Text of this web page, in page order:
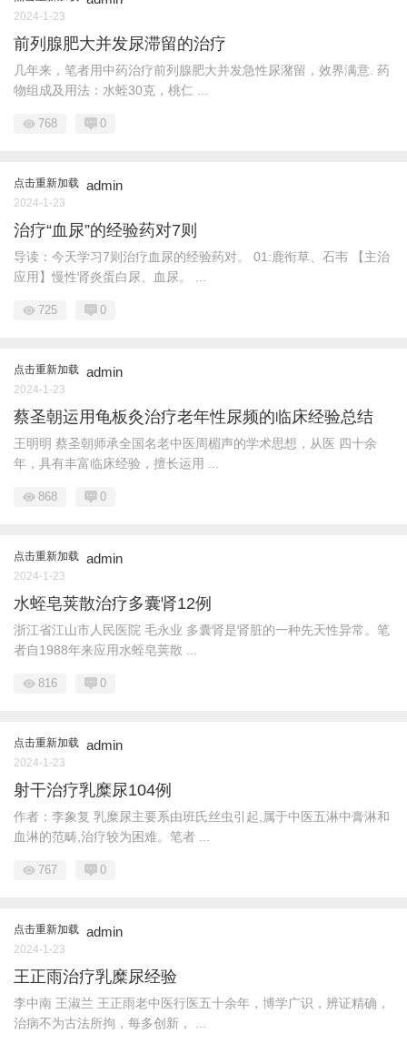
2024-1-23
前列腺肥大并发尿滞留的治疗
几年来，笔者用中药治疗前列腺肥大并发急性尿潴留，效界满意. 药
物组成及用法：水蛭30克，桃仁 ...
768 0
点击重新加载 admin
2024-1-23
治疗“血尿”的经验药对7则
导读：今天学习7则治疗血尿的经验药对。 01:鹿衔草、石韦 【主治
应用】慢性肾炎蛋白尿、血尿。 ...
725 0
点击重新加载 admin
2024-1-23
蔡圣朝运用龟板灸治疗老年性尿频的临床经验总结
王明明 蔡圣朝师承全国名老中医周楣声的学术思想，从医 四十余
年，具有丰富临床经验，擅长运用 ...
868 0
点击重新加载 admin
2024-1-23
水蛭皂荚散治疗多囊肾12例
浙江省江山市人民医院 毛永业 多囊肾是肾脏的一种先天性异常。笔
者自1988年来应用水蛭皂荚散 ...
816 0
点击重新加载 admin
2024-1-23
射干治疗乳糜尿104例
作者：李象复 乳糜尿主要系由班氏丝虫引起,属于中医五淋中膏淋和
血淋的范畴,治疗较为困难。笔者 ...
767 0
点击重新加载 admin
2024-1-23
王正雨治疗乳糜尿经验
李中南 王淑兰 王正雨老中医行医五十余年，博学广识，辨证精确，
治病不为古法所拘，每多创新， ...